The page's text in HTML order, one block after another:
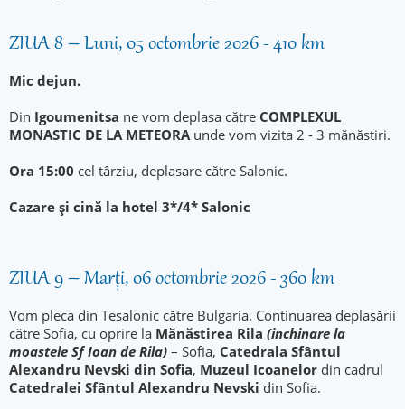
ZIUA 8 – Luni, 05 octombrie 2026 - 410 km
Mic dejun.
Din Igoumenitsa ne vom deplasa către COMPLEXUL
MONASTIC DE LA METEORA unde vom vizita 2 - 3 mănăstiri.
Ora 15:00 cel târziu, deplasare către Salonic.
Cazare și cină la hotel 3*/4* Salonic
ZIUA 9 – Marți, 06 octombrie 2026 - 360 km
Vom pleca din Tesalonic către Bulgaria. Continuarea deplasării
către Sofia, cu oprire la Mănăstirea Rila (inchinare la
moastele Sf Ioan de Rila) – Sofia, Catedrala Sfântul
Alexandru Nevski din Sofia, Muzeul Icoanelor din cadrul
Catedralei Sfântul Alexandru Nevski din Sofia.